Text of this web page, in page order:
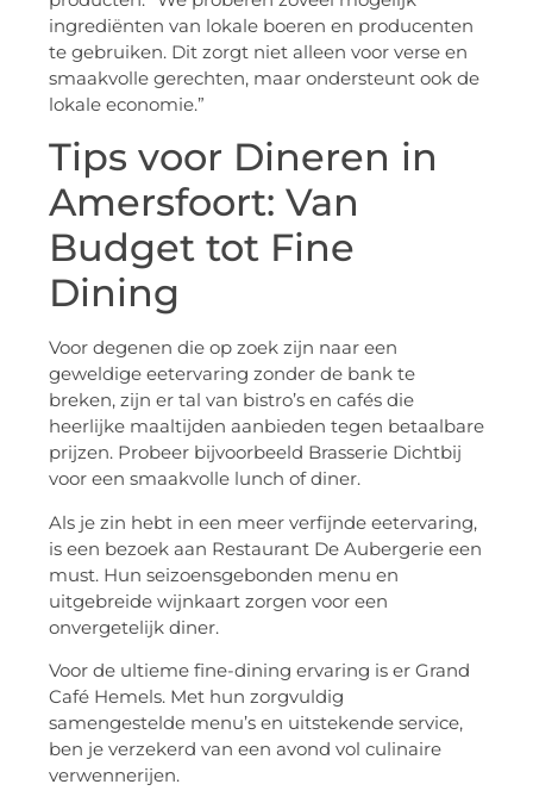
ingrediënten van lokale boeren en producenten
te gebruiken. Dit zorgt niet alleen voor verse en
smaakvolle gerechten, maar ondersteunt ook de
lokale economie.”
Tips voor Dineren in
Amersfoort: Van
Budget tot Fine
Dining
Voor degenen die op zoek zijn naar een
geweldige eetervaring zonder de bank te
breken, zijn er tal van bistro’s en cafés die
heerlijke maaltijden aanbieden tegen betaalbare
prijzen. Probeer bijvoorbeeld Brasserie Dichtbij
voor een smaakvolle lunch of diner.
Als je zin hebt in een meer verfijnde eetervaring,
is een bezoek aan Restaurant De Aubergerie een
must. Hun seizoensgebonden menu en
uitgebreide wijnkaart zorgen voor een
onvergetelijk diner.
Voor de ultieme fine-dining ervaring is er Grand
Café Hemels. Met hun zorgvuldig
samengestelde menu’s en uitstekende service,
ben je verzekerd van een avond vol culinaire
verwennerijen.